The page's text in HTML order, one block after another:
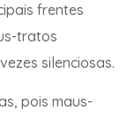
frentes
tratos
silenciosas.
pois maus-